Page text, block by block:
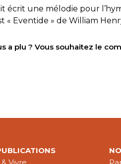
écrit une mélodie pour
« Eventide » de William
a plu ? Vous souhaitez le